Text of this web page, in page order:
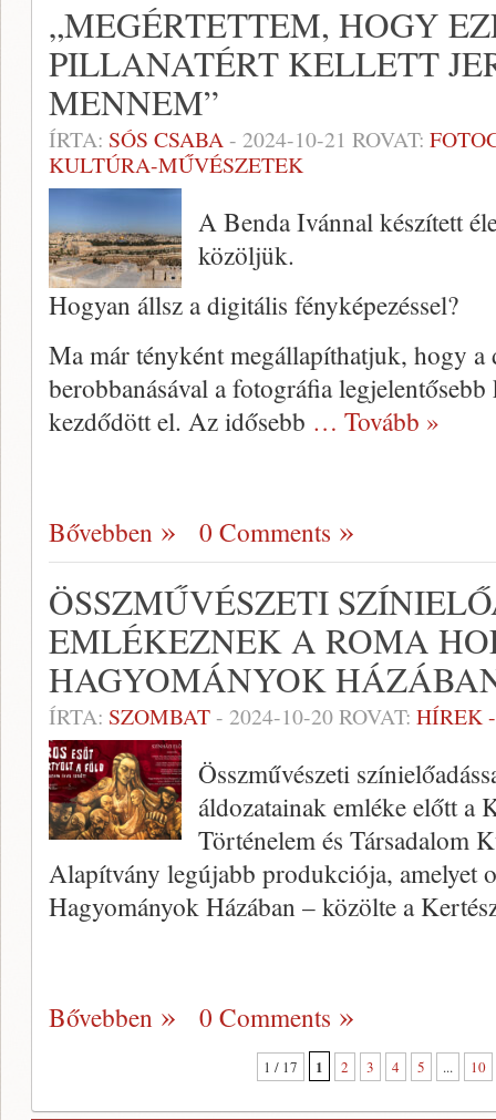
„MEGÉRTETTEM, HOGY
PILLANATÉRT KELLETT
MENNEM”
ÍRTA: SÓS CSABA- 2024-10-21 ROVAT:
KULTÚRA-MŰVÉSZETEK
A Benda Ivánnal készített
közöljük.
Hogyan állsz a digitális fényképezéssel?
Ma már tényként megállapíthatjuk, hogy
berobbanásával a fotográfia
kezdődött el. Az idősebb … Tovább »
Bővebben 0 Comments
ÖSSZMŰVÉSZETI
EMLÉKEZNEK A ROMA
HAGYOMÁNYOK
ÍRTA: SZOMBAT- 2024-10-20ROVAT: HÍREK
Összművészeti
áldozatainak emléke előtt a
Történelem és Társadalom
Alapítvány legújabb produkciója, amelyet
Hagyományok Házában – közölte a
Bővebben 0 Comments
1 / 17 1 2 3 4 5 ... 10